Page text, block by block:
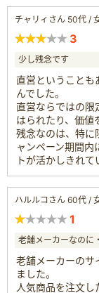
チャリィさん 50代 /
3
少し残念です
直営ということも
んでした。
直営ならではの限
はられたり、価値
残念なのは、特に
ャンペーン期間内
トが活かしきれて
ハルルコさん 60代 /
1
老舗メーカーなのに
老舗メーカーのサ
ました。
人気商品を注文